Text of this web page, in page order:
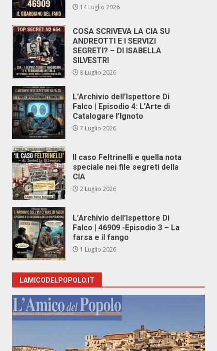
14 Luglio 2026
COSA SCRIVEVA LA CIA SU
ANDREOTTI E I SERVIZI
SEGRETI? – DI ISABELLA
SILVESTRI
8 Luglio 2026
L’Archivio dell’Ispettore Di
Falco | Episodio 4: L’Arte di
Catalogare l’Ignoto
7 Luglio 2026
Il caso Feltrinelli e quella nota
speciale nei file segreti della
CIA
2 Luglio 2026
L’Archivio dell’Ispettore Di
Falco | 46909 -Episodio 3 – La
farsa e il fango
1 Luglio 2026
LAMICODELPOPOLO.IT